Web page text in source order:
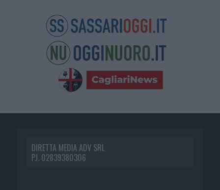
DIRETTA MEDIA ADV SRL
P.I. 02839380306